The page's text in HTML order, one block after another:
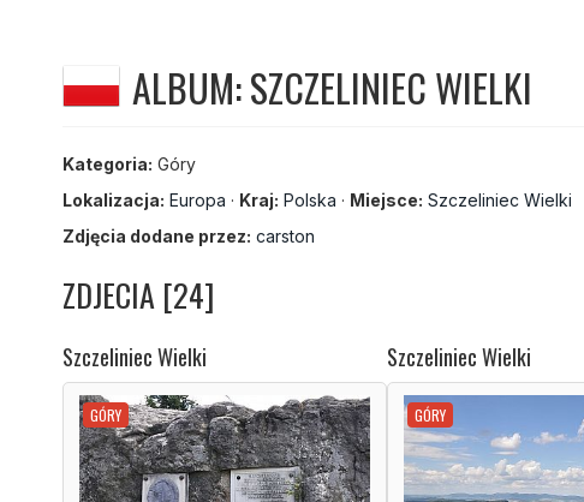
ALBUM: SZCZELINIEC WIELKI
Kategoria: Góry
Lokalizacja: Europa · Kraj: Polska · Miejsce: Szczeliniec Wielki
Zdjęcia dodane przez: carston
ZDJECIA [24]
Szczeliniec Wielki
GÓRY
Szczeliniec Wielki
GÓRY